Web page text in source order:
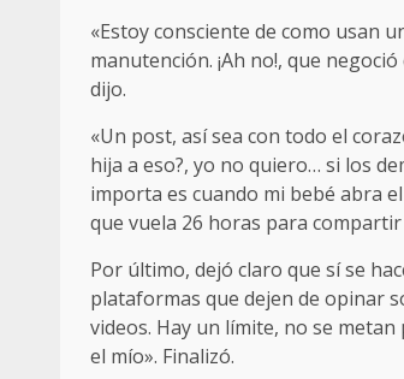
«Estoy consciente de como usan
manutención. ¡Ah no!, que
dijo.
«Un post, así sea con todo el
hija a eso?, yo no quiero… si los
importa es cuando mi bebé abra
que vuela 26 horas para compartir
Por último, dejó claro que sí se
plataformas que dejen de opinar
videos. Hay un límite, no se
el mío». Finalizó.